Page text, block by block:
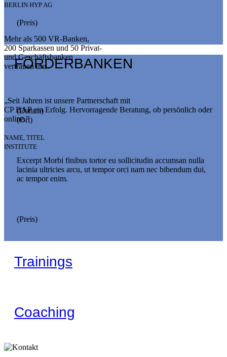
BERLIN HYP AG
Mehr als 500 VR-Banken,
200 Sparkassen und 50 Privat-
und Geschäftsbanken
vertrauen uns.
„Seit Jahren ist unsere Partnerschaft mit
CP BAP ein Erfolg. Hervorragende Beratung, ob persönlich oder
online.”
NAME, TITEL
INSTITUTE
(Preis)
FÖRDERBANKEN
(Datum)
(Ort)
Excerpt Morbi finibus tortor eu sollicitudin accumsan nulla
lacinia ultricies arcu, ut tempor orci nam nec bibendum dui,
ac tempor enim.
(Preis)
Trainings
Coaching